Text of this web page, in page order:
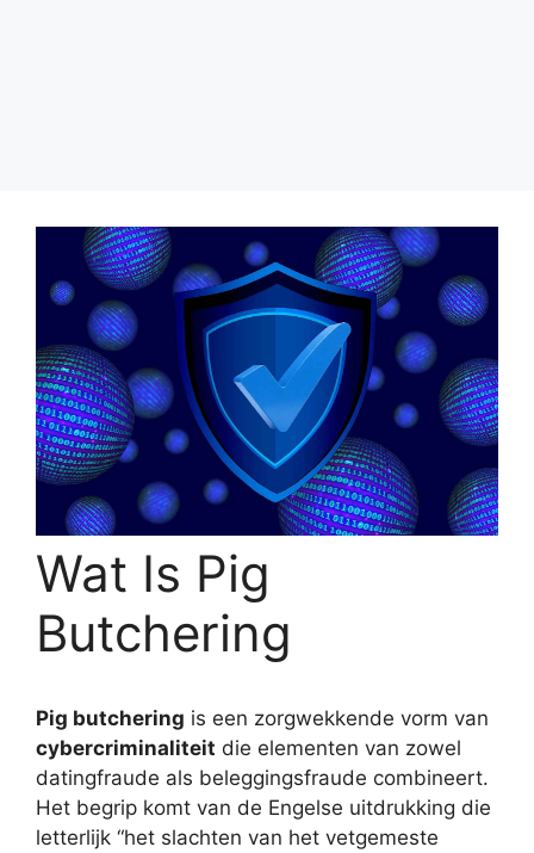
Wat Is Pig
Butchering
Pig butchering is een zorgwekkende vorm van
cybercriminaliteit die elementen van zowel
datingfraude als beleggingsfraude combineert.
Het begrip komt van de Engelse uitdrukking die
letterlijk “het slachten van het vetgemeste